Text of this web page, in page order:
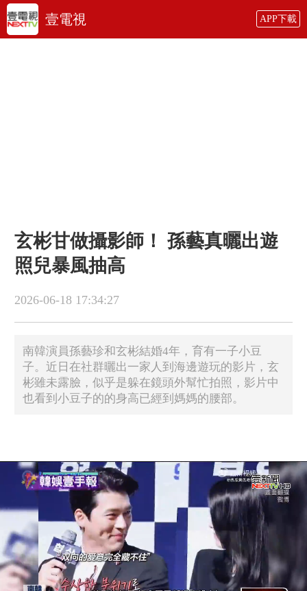
壹電視 APP下載
玄彬甘做攝影師！ 孫藝真曬出遊
照兒暴風抽高
2026-06-18 17:34:27
南韓演員孫藝珍和玄彬結婚4年，育有一子小豆
子。近日在社群曬出一家人到海邊遊玩的影片，玄
彬雖未露臉，似乎是躲在鏡頭外幫忙拍照，影片中
也看到小豆子的的身高已經到媽媽的腰部。